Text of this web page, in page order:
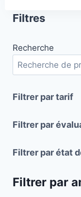
Filtres
Recherche
Filtrer par tarif
Filtrer par
Filtrer par état
Filtrer par